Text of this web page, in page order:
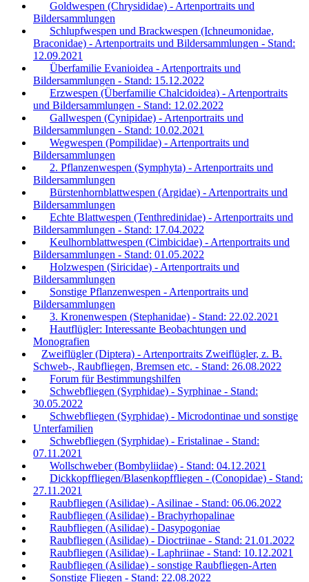
Goldwespen (Chrysididae) - Artenportraits und
Bildersammlungen
Schlupfwespen und Brackwespen (Ichneumonidae,
Braconidae) - Artenportraits und Bildersammlungen - Stand:
12.09.2021
Überfamilie Evanioidea - Artenportraits und
Bildersammlungen - Stand: 15.12.2022
Erzwespen (Überfamilie Chalcidoidea) - Artenportraits
und Bildersammlungen - Stand: 12.02.2022
Gallwespen (Cynipidae) - Artenportraits und
Bildersammlungen - Stand: 10.02.2021
Wegwespen (Pompilidae) - Artenportraits und
Bildersammlungen
2. Pflanzenwespen (Symphyta) - Artenportraits und
Bildersammlungen
Bürstenhornblattwespen (Argidae) - Artenportraits und
Bildersammlungen
Echte Blattwespen (Tenthredinidae) - Artenportraits und
Bildersammlungen - Stand: 17.04.2022
Keulhornblattwespen (Cimbicidae) - Artenportraits und
Bildersammlungen - Stand: 01.05.2022
Holzwespen (Siricidae) - Artenportraits und
Bildersammlungen
Sonstige Pflanzenwespen - Artenportraits und
Bildersammlungen
3. Kronenwespen (Stephanidae) - Stand: 22.02.2021
Hautflügler: Interessante Beobachtungen und
Monografien
Zweiflügler (Diptera) - Artenportraits Zweiflügler, z. B.
Schweb-, Raubfliegen, Bremsen etc. - Stand: 26.08.2022
Forum für Bestimmungshilfen
Schwebfliegen (Syrphidae) - Syrphinae - Stand:
30.05.2022
Schwebfliegen (Syrphidae) - Microdontinae und sonstige
Unterfamilien
Schwebfliegen (Syrphidae) - Eristalinae - Stand:
07.11.2021
Wollschweber (Bombyliidae) - Stand: 04.12.2021
Dickkopffliegen/Blasenkopffliegen - (Conopidae) - Stand:
27.11.2021
Raubfliegen (Asilidae) - Asilinae - Stand: 06.06.2022
Raubfliegen (Asilidae) - Brachyrhopalinae
Raubfliegen (Asilidae) - Dasypogoniae
Raubfliegen (Asilidae) - Dioctriinae - Stand: 21.01.2022
Raubfliegen (Asilidae) - Laphriinae - Stand: 10.12.2021
Raubfliegen (Asilidae) - sonstige Raubfliegen-Arten
Sonstige Fliegen - Stand: 22.08.2022